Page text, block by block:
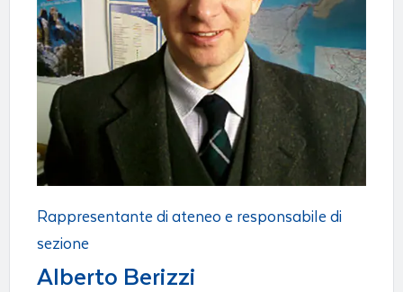
Rappresentante di ateneo e responsabile di
sezione
Alberto Berizzi